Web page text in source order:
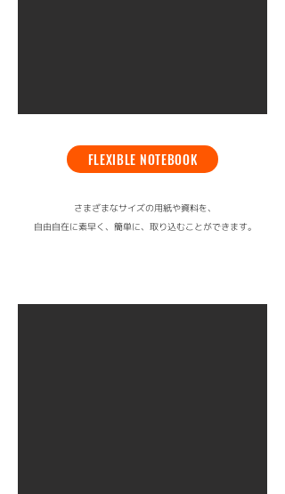
FLEXIBLE NOTEBOOK
さまざまなサイズの用紙や資料を、
自由自在に素早く、簡単に、取り込むことができます。